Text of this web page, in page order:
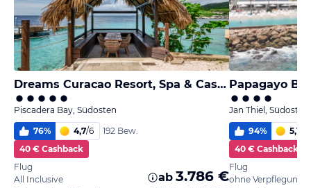
Dreams Curacao Resort, Spa & Casino
Piscadera Bay, Südosten
76% 4,7/6
192 Bew.
40 € Cashback
Flug
All Inclusive
ab 3.786 €
Papagayo
Jan Thiel, Südosten
94% 5,1
40 € Cashback
Flug
ohne Verpflegung